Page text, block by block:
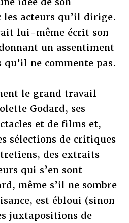
les acteurs qu’il dirige.
lui-même écrit son
un assentiment
ne commente pas.
le grand travail
Godard, ses
et de films et,
sélections de critiques
des extraits
qui s’en sont
même s’il ne sombre
est ébloui (sinon
juxtapositions de